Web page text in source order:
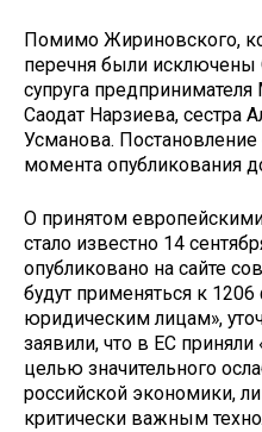
Помимо Жириновского,
перечня были
супруга
Саодат Нарзиева, сестра
Усманова. Постановление
момента опубликования
О принятом
стало известно 14
опубликовано на сайте
будут применяться к
юридическим лицам»,
заявили, что в ЕС
целью значительного
российской экономики,
критически важным